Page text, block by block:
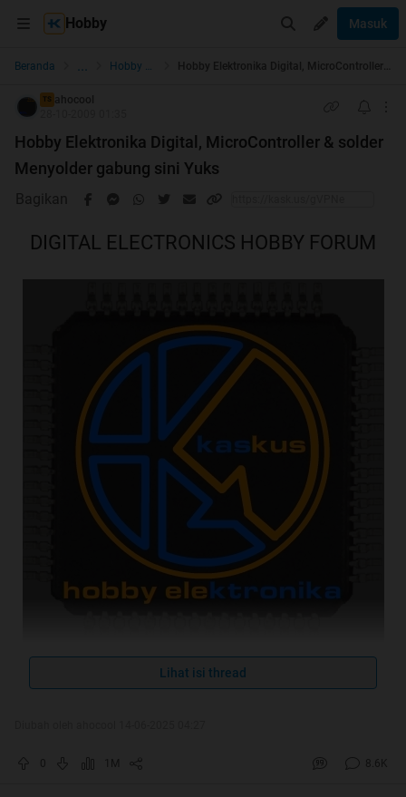
Hobby Masuk
Beranda ... Hobby & Community
TS ahocool
Hobby Elektronika Digital, MicroController & solder
Menyolder gabung sini Yuks
Bagikan
DIGITAL ELECTRONICS HOBBY FORUM
Lihat isi thread
0 1M 8.6K